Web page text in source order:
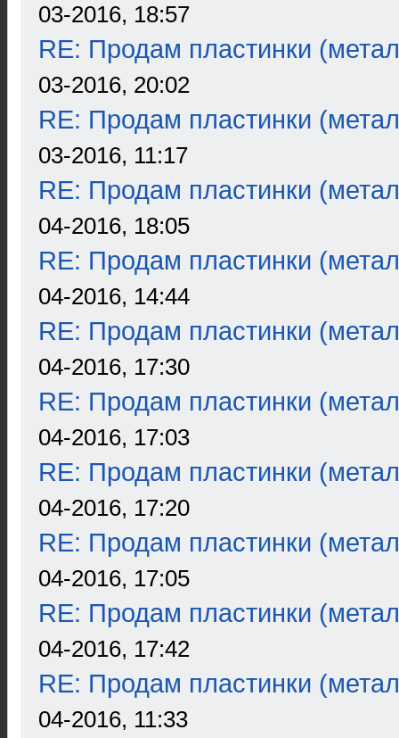
03-2016, 18:57
RE: Продам пластинки
03-2016, 20:02
RE: Продам пластинки
03-2016, 11:17
RE: Продам пластинки
04-2016, 18:05
RE: Продам пластинки
04-2016, 14:44
RE: Продам пластинки
04-2016, 17:30
RE: Продам пластинки
04-2016, 17:03
RE: Продам пластинки
04-2016, 17:20
RE: Продам пластинки
04-2016, 17:05
RE: Продам пластинки
04-2016, 17:42
RE: Продам пластинки
04-2016, 11:33